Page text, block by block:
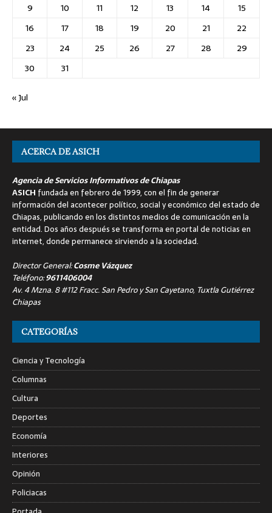
9
10 11 12 13 14
15
16
17 18 19 20 21
22
23
24 25 26 27 28
29
30
31
« Jul
ACERCA DE ASICH
Agencia de Servicios Informativos de Chiapas
ASICH fundada en febrero de 1999, con el fin de generar
información del acontecer político, social y económico del estado de
Chiapas, publicando en los distintos medios de comunicación en la
entidad. Dos años después se transforma en portal de noticias en
internet, donde permanece sirviendo a la sociedad.
Director General:Cosme Vázquez
Teléfono:9611406004
Av. 4 Mzna. 8 #112 Fracc. San Pedro y San Cayetano, Tuxtla Gutiérrez
Chiapas
CATEGORÍAS
Ciencia y Tecnología
Columnas
Cultura
Deportes
Economía
Interiores
Opinión
Policiacas